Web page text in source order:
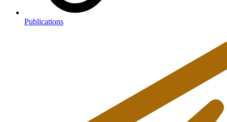
Publications